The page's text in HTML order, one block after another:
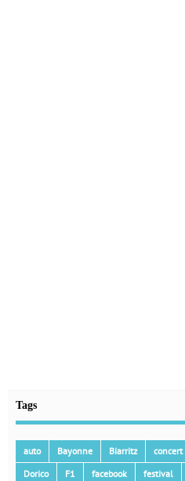
Tags
auto Bayonne Biarritz concert
Dorico
F1 facebook festival